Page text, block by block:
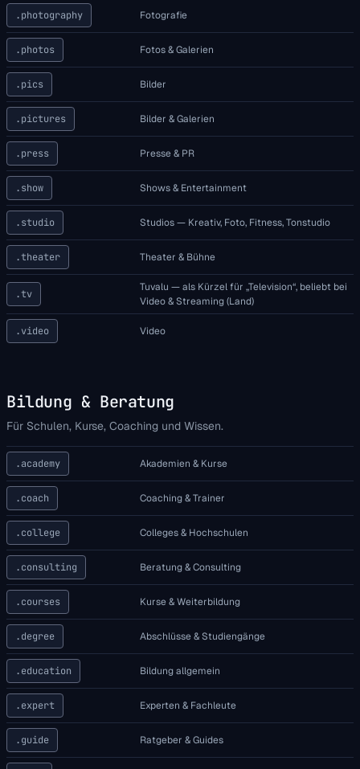
.photography Fotografie
.photos Fotos & Galerien
.pics Bilder
.pictures Bilder & Galerien
.press Presse & PR
.show Shows & Entertainment
.studio Studios — Kreativ, Foto, Fitness, Tonstudio
.theater Theater & Bühne
.tv
Tuvalu — als Kürzel für „Television“, beliebt bei
Video & Streaming (Land)
.video Video
Bildung & Beratung
Für Schulen, Kurse, Coaching und Wissen.
.academy Akademien & Kurse
.coach Coaching & Trainer
.college Colleges & Hochschulen
.consulting Beratung & Consulting
.courses Kurse & Weiterbildung
.degree Abschlüsse & Studiengänge
.education Bildung allgemein
.expert Experten & Fachleute
.guide Ratgeber & Guides